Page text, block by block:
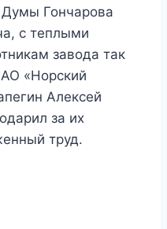
Думы Гончарова
с теплыми
завода так
«Норский
Алексей
за их
труд.